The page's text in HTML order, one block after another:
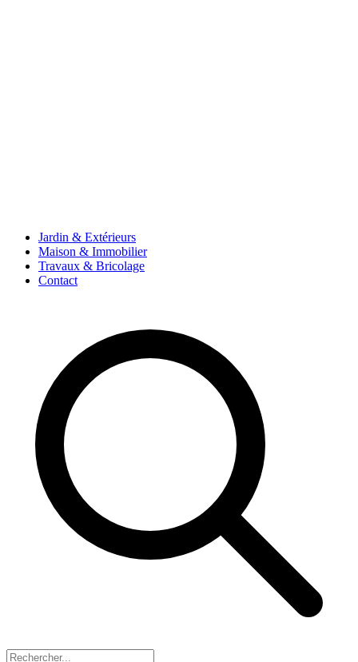
Jardin & Extérieurs
Maison & Immobilier
Travaux & Bricolage
Contact